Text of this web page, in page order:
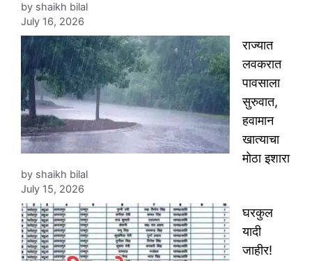
by shaikh bilal
July 16, 2026
राज्यात
लवकरात
पावसाला
सुरुवात,
हवामान
खात्याचा
मोठा इशारा
by shaikh bilal
July 15, 2026
घरकुल
यादी
जाहीर!